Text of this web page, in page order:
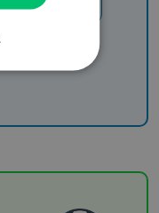
rien manquer